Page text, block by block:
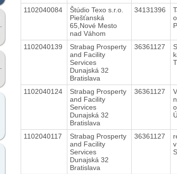
1102040084
Štúdio Texo s.r.o.
Piešťanská
65,Nové Mesto
nad Váhom
34131396
1102040139
Strabag Prosperty
and Facility
Services
Dunajská 32
Bratislava
36361127
1102040124
Strabag Prosperty
and Facility
Services
Dunajská 32
Bratislava
36361127
1102040117
Strabag Prosperty
and Facility
Services
Dunajská 32
Bratislava
36361127